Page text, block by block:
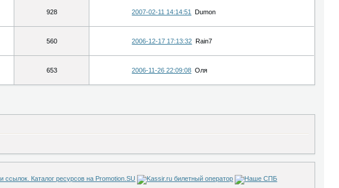
928 2007-02-11 14:14:51 Dumon
560 2006-12-17 17:13:32 Rain7
653 2006-11-26 22:09:08 Оля